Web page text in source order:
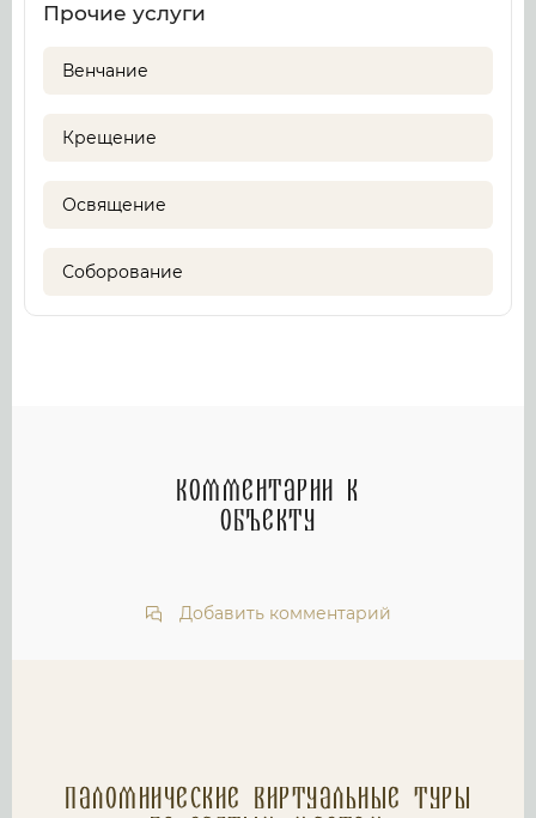
Прочие услуги
Венчание
Крещение
Освящение
Соборование
Комментарии к
объекту
Добавить комментарий
Паломнические Виртуальные туры